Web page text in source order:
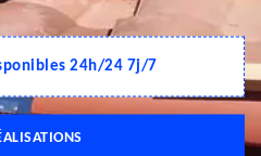
24h/24 7j/7